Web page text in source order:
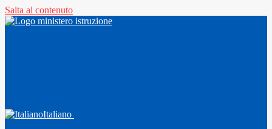
Salta al contenuto
Italiano